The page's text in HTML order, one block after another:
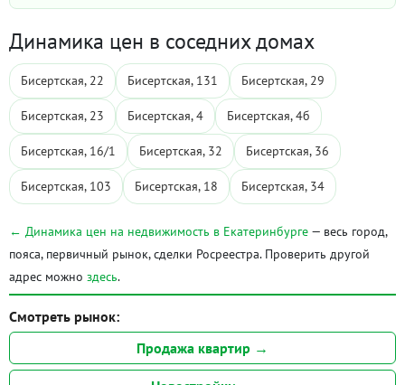
Динамика цен в соседних домах
Бисертская, 22 Бисертская, 131 Бисертская, 29
Бисертская, 23 Бисертская, 4 Бисертская, 4б
Бисертская, 16/1 Бисертская, 32 Бисертская, 36
Бисертская, 103 Бисертская, 18 Бисертская, 34
← Динамика цен на недвижимость в Екатеринбурге — весь город,
пояса, первичный рынок, сделки Росреестра. Проверить другой
адрес можно здесь.
Смотреть рынок:
Продажа квартир →